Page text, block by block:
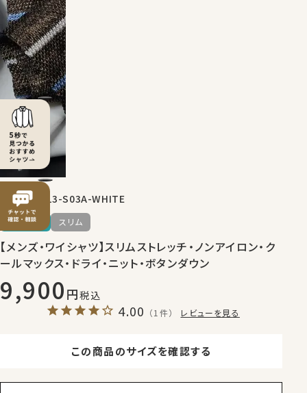
商品番号 8013-S03A-WHITE
送料無料 スリム
【メンズ・ワイシャツ】スリムストレッチ・ノンアイロン・ク
ールマックス・ドライ・ニット・ボタンダウン
9,900 税込
4.00 （1件） レビューを見る
この商品のサイズを確認する